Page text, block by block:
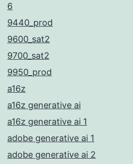
6
9440_prod
9600_sat2
9700_sat2
9950_prod
a16z
a16z generative ai
a16z generative ai 1
adobe generative ai 1
adobe generative ai 2